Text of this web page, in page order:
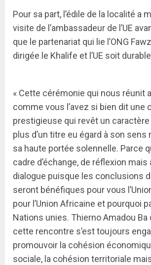
Pour sa part, l’édile de la localité a
visite de l’ambassadeur de l’UE
que le partenariat qui lie l’ONG
dirigée le Khalife et l’UE soit
« Cette cérémonie qui nous réunit
comme vous l’avez si bien dit une
prestigieuse qui revêt un
plus d’un titre eu égard à son sens
sa haute portée solennelle. Parce
cadre d’échange, de réflexion mais
dialogue puisque les conclusions
seront bénéfiques pour vous
pour l’Union Africaine et pourquoi
Nations unies. Thierno Amadou Ba
cette rencontre s’est toujours
promouvoir la cohésion
sociale, la cohésion territoriale